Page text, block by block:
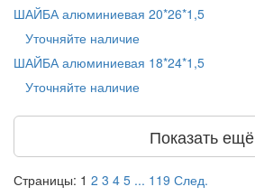
ШАЙБА алюминиевая 20*26*1,5
Уточняйте наличие
ШАЙБА алюминиевая 18*24*1,5
Уточняйте наличие
Показать ещё
Страницы: 1 2 3 4 5 ... 119 След.